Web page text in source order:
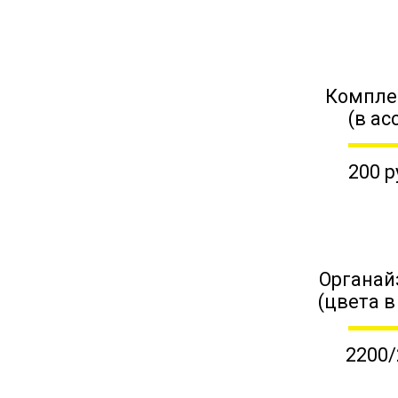
(в
200
(цвета